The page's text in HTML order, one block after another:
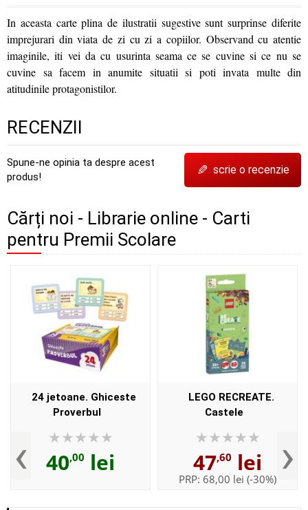
In aceasta carte plina de ilustratii sugestive sunt surprinse diferite
imprejurari din viata de zi cu zi a copiilor. Observand cu atentie
imaginile, iti vei da cu usurinta seama ce se cuvine si ce nu se
cuvine sa facem in anumite situatii si poti invata multe din
atitudinile protagonistilor.
RECENZII
Spune-ne opinia ta despre acest
produs!
✎ scrie o recenzie
Cărți noi - Librarie online - Carti
pentru Premii Scolare
‹
24 jetoane. Ghiceste
Proverbul
40,00 lei
LEGO RECREATE.
Castele
47,60 lei
PRP: 68,00 lei (-30%) ›